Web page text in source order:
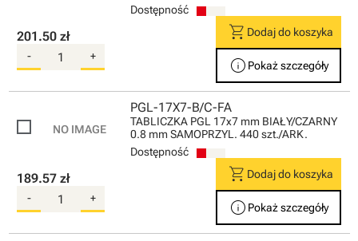
Dostępność
201.50 zł
- +
shopping_cart Dodaj do koszyka
info Pokaż szczegóły
PGL-17X7-B/C-FA
TABLICZKA PGL 17x7 mm BIAŁY/CZARNY
0.8 mm SAMOPRZYL. 440 szt./ARK.
Dostępność
189.57 zł
- +
shopping_cart Dodaj do koszyka
info Pokaż szczegóły